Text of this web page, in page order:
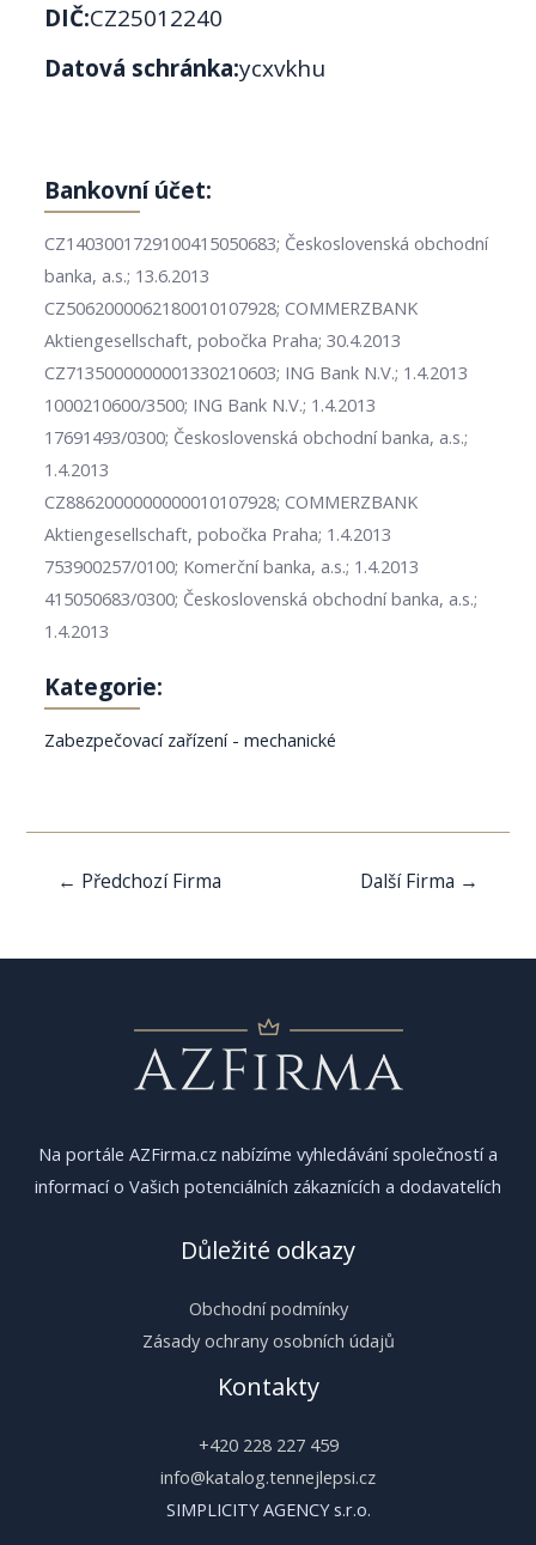
DIČ:CZ25012240
Datová schránka:ycxvkhu
Bankovní účet:
CZ1403001729100415050683; Československá obchodní
banka, a.s.; 13.6.2013
CZ5062000062180010107928; COMMERZBANK
Aktiengesellschaft, pobočka Praha; 30.4.2013
CZ7135000000001330210603; ING Bank N.V.; 1.4.2013
1000210600/3500; ING Bank N.V.; 1.4.2013
17691493/0300; Československá obchodní banka, a.s.;
1.4.2013
CZ8862000000000010107928; COMMERZBANK
Aktiengesellschaft, pobočka Praha; 1.4.2013
753900257/0100; Komerční banka, a.s.; 1.4.2013
415050683/0300; Československá obchodní banka, a.s.;
1.4.2013
Kategorie:
Zabezpečovací zařízení - mechanické
Navigace
← Předchozí Firma Další Firma →
Na portále AZFirma.cz nabízíme vyhledávání společností a
informací o Vašich potenciálních zákaznících a dodavatelích
Důležité odkazy
Obchodní podmínky
Zásady ochrany osobních údajů
Kontakty
+420 228 227 459
info@katalog.tennejlepsi.cz
SIMPLICITY AGENCY s.r.o.